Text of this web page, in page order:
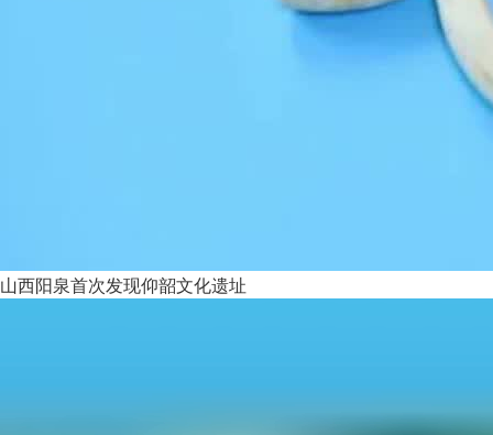
山西阳泉首次发现仰韶文化遗址